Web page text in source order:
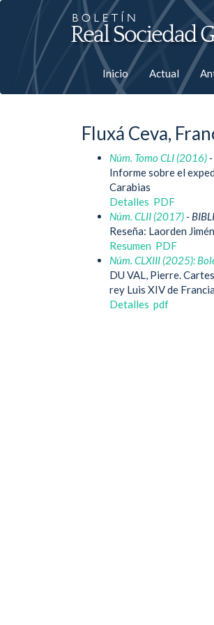
Salto
rápiso
la
Inicio Actual
Fluxá Ceva,
Núm. Tomo CLI (2016)
Informe sobre el
Carabias
Detalles PDF
Núm. CLII (2017)-
Reseña: Laorden
Resumen PDF
Núm. CLXIII (2025):
DU VAL, Pierre.
rey Luis XIV de Francia.
Detalles pdf